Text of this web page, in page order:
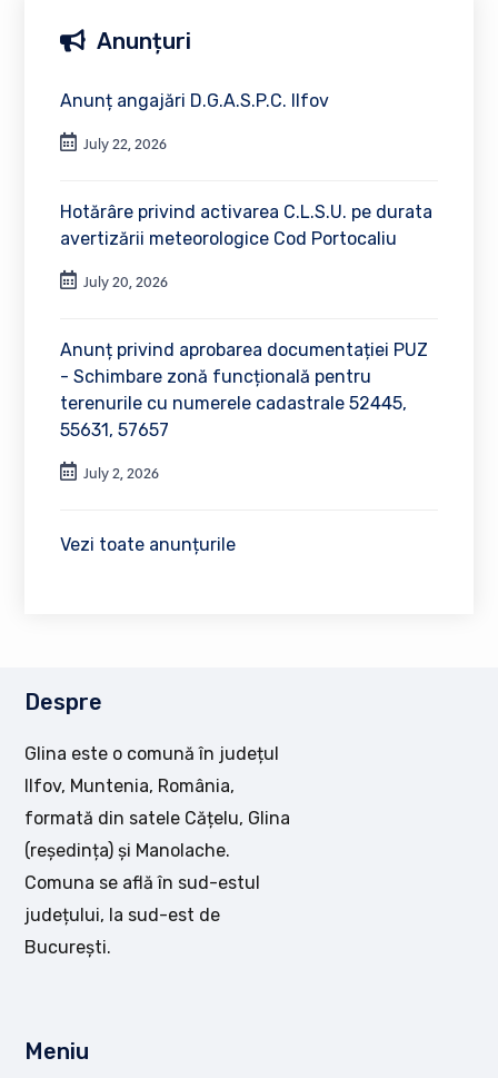
Anunțuri
Anunț angajări D.G.A.S.P.C. Ilfov
July 22, 2026
Hotărâre privind activarea C.L.S.U. pe durata
avertizării meteorologice Cod Portocaliu
July 20, 2026
Anunț privind aprobarea documentației PUZ
- Schimbare zonă funcțională pentru
terenurile cu numerele cadastrale 52445,
55631, 57657
July 2, 2026
Vezi toate anunțurile
Despre
Glina este o comună în județul
Ilfov, Muntenia, România,
formată din satele Cățelu, Glina
(reședința) și Manolache.
Comuna se află în sud-estul
județului, la sud-est de
București.
Meniu